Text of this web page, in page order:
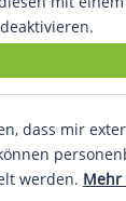
dass mir
werden. Mehr